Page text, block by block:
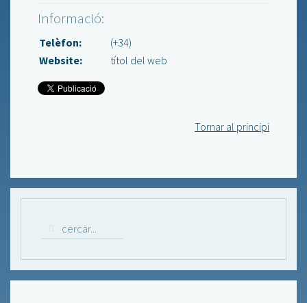
Informació:
Telèfon:
(+34)
Website:
títol del web
Tornar al principi